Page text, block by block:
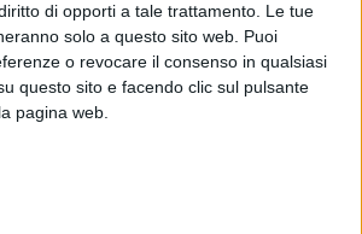
di opporti a tale trattamento. Le tue
solo a questo sito web. Puoi
o revocare il consenso in qualsiasi
questo sito e facendo clic sul pulsante
pagina web.
è previsto il giuramento del nuovo